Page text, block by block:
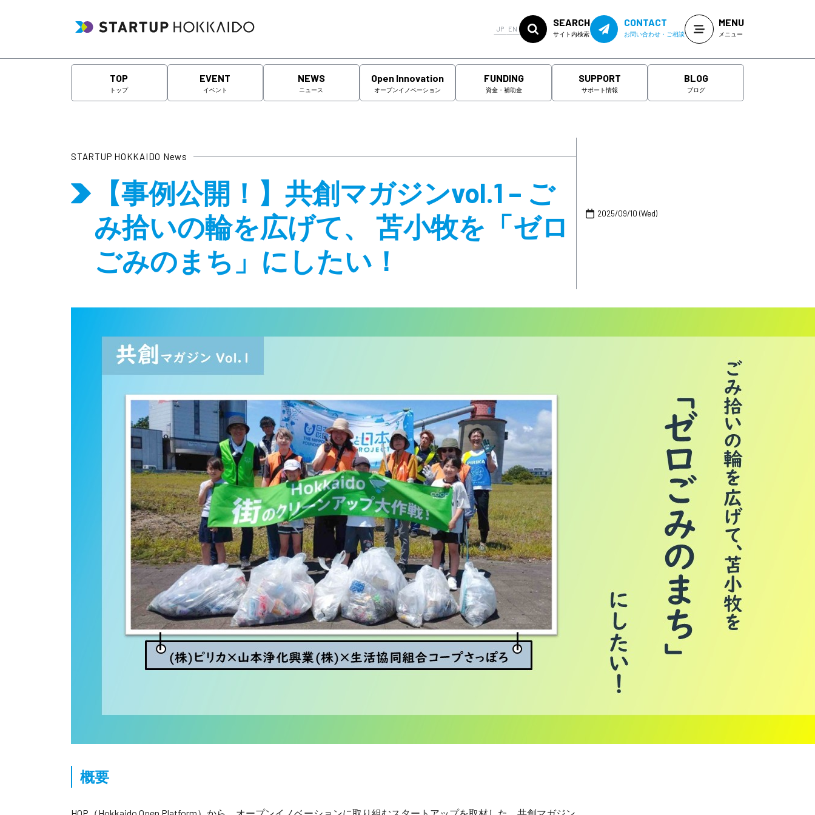
JP EN
SEARCH
サイト内検索
CONTACT
お問い合わせ・ご相談
MENU
メニュー
TOP
トップ
EVENT
イベント
NEWS
ニュース
Open Innovation
オープンイノベーション
FUNDING
資金・補助金
SUPPORT
サポート情報
BLOG
ブログ
STARTUP HOKKAIDO News
【事例公開！】共創マガジンvol.1 – ご
み拾いの輪を広げて、 苫小牧を「ゼロ
ごみのまち」にしたい！
2025/09/10 (Wed)
概要